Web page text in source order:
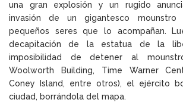
una gran explosión y un rugido
invasión de un gigantesco
pequeños seres que lo acompañan.
decapitación de la estatua de la
imposibilidad de detener al
Woolworth Building, Time Warner
Coney Island, entre otros), el ejército
ciudad, borrándola del mapa.